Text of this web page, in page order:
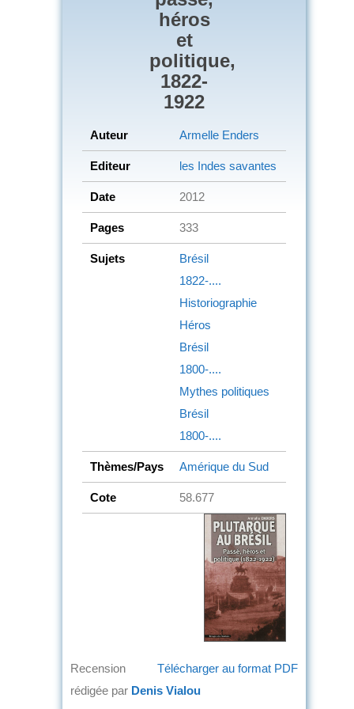
héros
et
politique,
1822-
1922
Auteur Armelle Enders
Editeur les Indes savantes
Date 2012
Pages 333
Sujets
Brésil
1822-....
Historiographie
Héros
Brésil
1800-....
Mythes politiques
Brésil
1800-....
Thèmes/Pays Amérique du Sud
Cote 58.677
Télécharger au format PDF
Recension
rédigée par Denis Vialou